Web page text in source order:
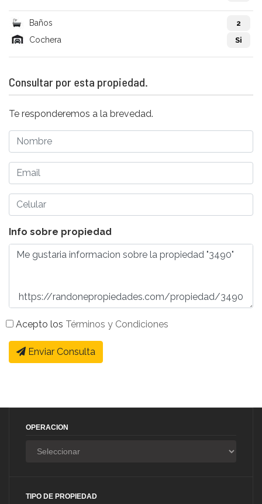
Baños 2
Cochera Si
Consultar por esta propiedad.
Te responderemos a la brevedad.
Info sobre propiedad
Acepto los Términos y Condiciones
Enviar Consulta
OPERACION
TIPO DE PROPIEDAD